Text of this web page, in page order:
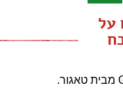
על